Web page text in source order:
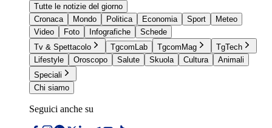
Tutte le notizie del giorno
Cronaca
Mondo Politica Economia Sport
Meteo
Video
Foto Infografiche
Schede
Tv & Spettacolo
TgcomLab TgcomMag
TgTech
Lifestyle
Oroscopo Salute Skuola Cultura
Animali
Speciali
Chi siamo
Seguici anche su